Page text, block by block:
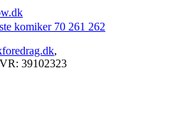
70 261 262
,
39102323